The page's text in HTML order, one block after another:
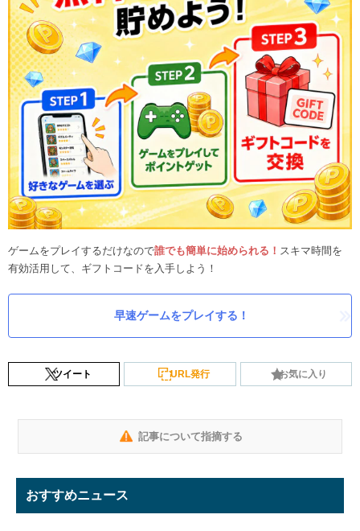
ゲームをプレイするだけなので誰でも簡単に始められる！ スキマ時間を
有効活用して、ギフトコードを入手しよう！
早速ゲームをプレイする！
ツイート URL発行 お気に入り
記事について指摘する
おすすめニュース